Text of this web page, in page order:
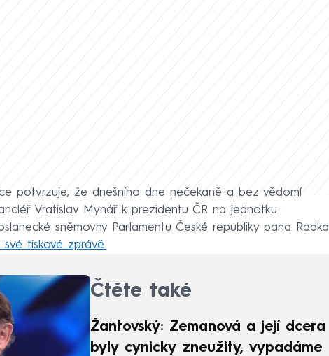
potvrzuje, že dnešního dne nečekaně a bez vědomí
Vratislav Mynář k prezidentu ČR na jednotku
sněmovny Parlamentu České republiky pana Radka
tiskové zprávě.
Čtěte také
Žantovský: Zemanová a její dcera
byly cynicky zneužity, vypadáme